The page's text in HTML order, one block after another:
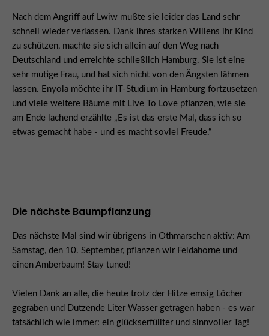
Nach dem Angriff auf Lwiw mußte sie leider das Land sehr
schnell wieder verlassen. Dank ihres starken Willens ihr Kind
zu schützen, machte sie sich allein auf den Weg nach
Deutschland und erreichte schließlich Hamburg. Sie ist eine
sehr mutige Frau, und hat sich nicht von den Ängsten lähmen
lassen. Enyola möchte ihr IT-Studium in Hamburg fortzusetzen
und viele weitere Bäume mit Live To Love pflanzen, wie sie
am Ende lachend erzählte „Es ist das erste Mal, dass ich so
etwas gemacht habe - und es macht soviel Freude.“
Die nächste Baumpflanzung
Das nächste Mal sind wir übrigens in Othmarschen aktiv: Am
Samstag, den 10. September, pflanzen wir Feldahorne und
einen Amberbaum! Stay tuned!
Vielen Dank an alle, die heute trotz der Hitze emsig Löcher
gegraben und Dutzende Liter Wasser getragen haben - es war
tatsächlich wie immer: ein glückserfüllter und sinnvoller Tag!